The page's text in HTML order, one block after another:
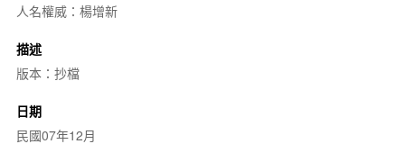
人名權威：楊增新
描述
版本：抄檔
日期
民國07年12月